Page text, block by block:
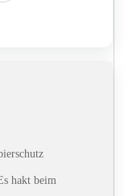
hakt beim